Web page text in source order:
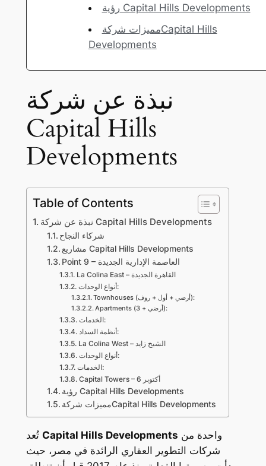
رؤية Capital Hills Developments
مميزات شركةCapital Hills
Developments
نبذة عن شركة
Capital Hills
Developments
Table of Contents
نبذة عن شركة Capital Hills Developments
شركاء النجاح
مشاريع Capital Hills Developments
Point 9 – العاصمة الإدارية الجديدة
La Colina East – القاهرة الجديدة
أنواع الوحدات:
Townhouses (أرضي + أول + روف):
Apartments (أرضي + 3):
الخدمات:
أنظمة السداد:
La Colina West – الشيخ زايد
أنواع الوحدات:
الخدمات:
Capital Towers – 6 أكتوبر
رؤية Capital Hills Developments
مميزات شركةCapital Hills Developments
تُعد Capital Hills Developments
شركات التطوير العقاري الرائدة في مصر، حيث